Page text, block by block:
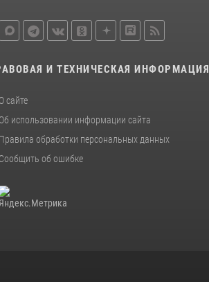
И ТЕХНИЧЕСКАЯ ИНФОРМАЦИЯ
О сайте
Об использовании информации сайта
Правила обработки персональных данных
Сообщить об ошибке